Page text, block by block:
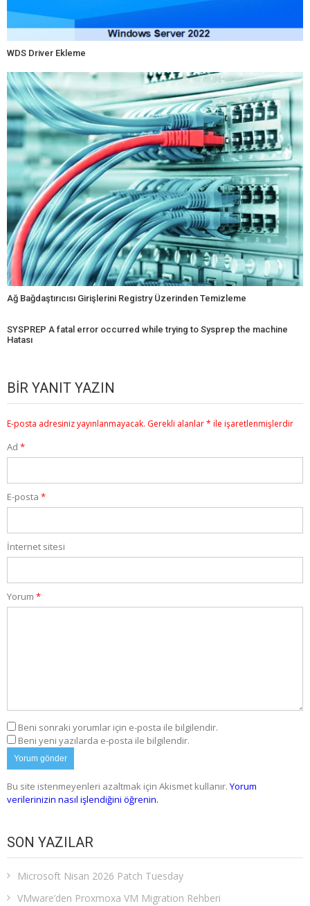
WDS Driver Ekleme
Ağ Bağdaştırıcısı Girişlerini Registry Üzerinden Temizleme
SYSPREP A fatal error occurred while trying to Sysprep the machine
Hatası
BIR YANIT YAZIN
E-posta adresiniz yayınlanmayacak. Gerekli alanlar* ile işaretlenmişlerdir
Ad *
E-posta *
İnternet sitesi
Yorum *
Beni sonraki yorumlar için e-posta ile bilgilendir.
Beni yeni yazılarda e-posta ile bilgilendir.
Bu site istenmeyenleri azaltmak için Akismet kullanır. Yorum
verilerinizin nasıl işlendiğini öğrenin.
SON YAZILAR
Microsoft Nisan 2026 Patch Tuesday
VMware’den Proxmoxa VM Migration Rehberi